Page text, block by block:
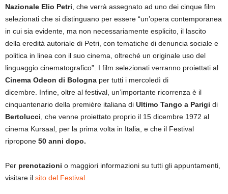
Nazionale Elio Petri, che verrà assegnato ad uno dei cinque film
selezionati che si distinguano per essere “un’opera contemporanea
in cui sia evidente, ma non necessariamente esplicito, il lascito
della eredità autoriale di Petri, con tematiche di denuncia sociale e
politica in linea con il suo cinema, oltreché un originale uso del
linguaggio cinematografico”. I film selezionati verranno proiettati al
Cinema Odeon di Bologna per tutti i mercoledì di
dicembre. Infine, oltre al festival, un’importante ricorrenza è il
cinquantenario della première italiana di Ultimo Tango a Parigi di
Bertolucci, che venne proiettato proprio il 15 dicembre 1972 al
cinema Kursaal, per la prima volta in Italia, e che il Festival
ripropone 50 anni dopo.
Per prenotazioni o maggiori informazioni su tutti gli appuntamenti,
visitare il sito del Festival.